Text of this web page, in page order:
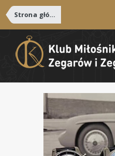
Strona główna